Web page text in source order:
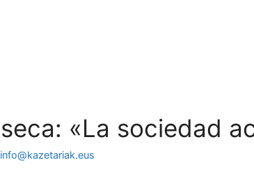
«La sociedad
info@kazetariak.eus